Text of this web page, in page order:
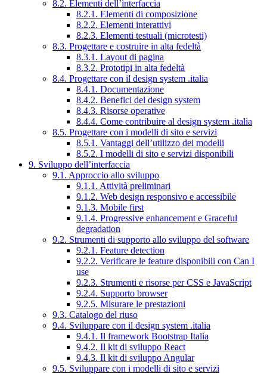
8.2. Elementi dell’interfaccia
8.2.1. Elementi di composizione
8.2.2. Elementi interattivi
8.2.3. Elementi testuali (microtesti)
8.3. Progettare e costruire in alta fedeltà
8.3.1. Layout di pagina
8.3.2. Prototipi in alta fedeltà
8.4. Progettare con il design system .italia
8.4.1. Documentazione
8.4.2. Benefici del design system
8.4.3. Risorse operative
8.4.4. Come contribuire al design system .italia
8.5. Progettare con i modelli di sito e servizi
8.5.1. Vantaggi dell’utilizzo dei modelli
8.5.2. I modelli di sito e servizi disponibili
9. Sviluppo dell’interfaccia
9.1. Approccio allo sviluppo
9.1.1. Attività preliminari
9.1.2. Web design responsivo e accessibile
9.1.3. Mobile first
9.1.4. Progressive enhancement e Graceful
degradation
9.2. Strumenti di supporto allo sviluppo del software
9.2.1. Feature detection
9.2.2. Verificare le feature disponibili con Can I
use
9.2.3. Strumenti e risorse per CSS e JavaScript
9.2.4. Supporto browser
9.2.5. Misurare le prestazioni
9.3. Catalogo del riuso
9.4. Sviluppare con il design system .italia
9.4.1. Il framework Bootstrap Italia
9.4.2. Il kit di sviluppo React
9.4.3. Il kit di sviluppo Angular
9.5. Sviluppare con i modelli di sito e servizi